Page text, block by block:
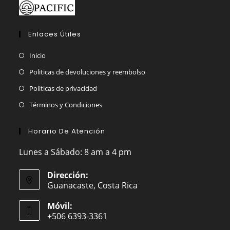
Enlaces Útiles
Inicio
Politicas de devoluciones y reembolso
Politicas de privacidad
Términos y Condiciones
Horario De Atención
Lunes a Sábado: 8 am a 4 pm
Dirección:
Guanacaste, Costa Rica
Móvil:
+506 6393-3361